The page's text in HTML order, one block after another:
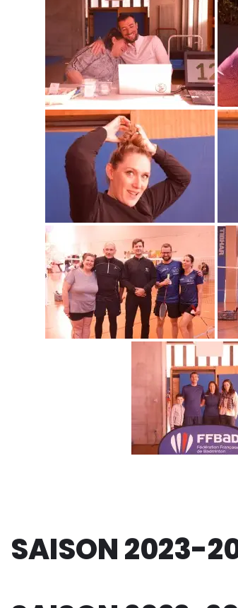
SAISON 2023-